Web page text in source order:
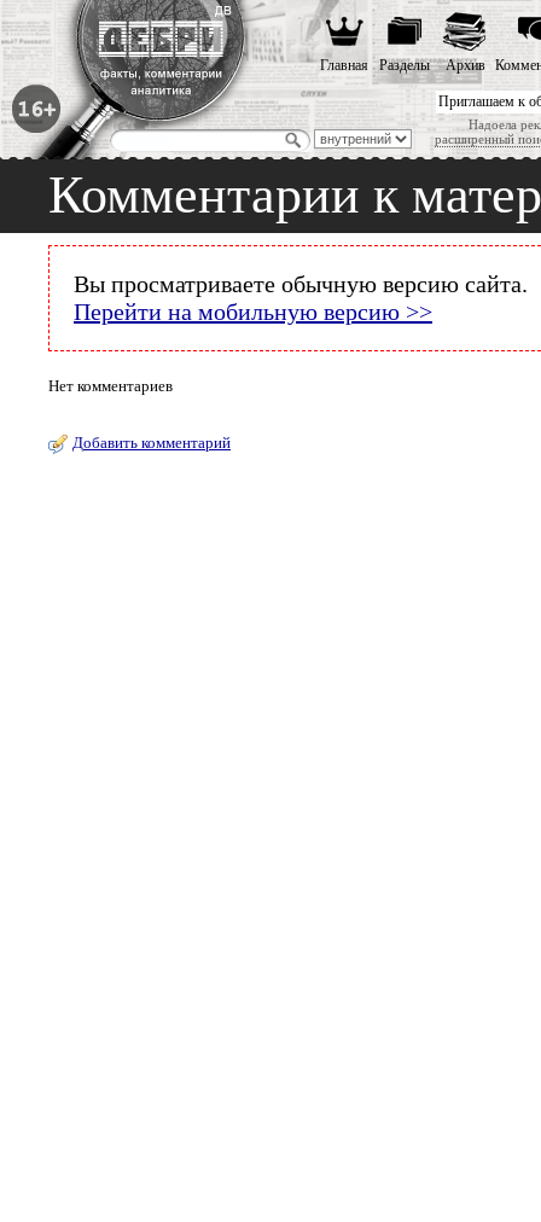
Приглашаем к
Надоела
расширенный
Главная Разделы Архив
Комментарии к
Вы просматриваете обычную версию сайта.
Перейти на мобильную версию >>
Нет комментариев
Добавить комментарий